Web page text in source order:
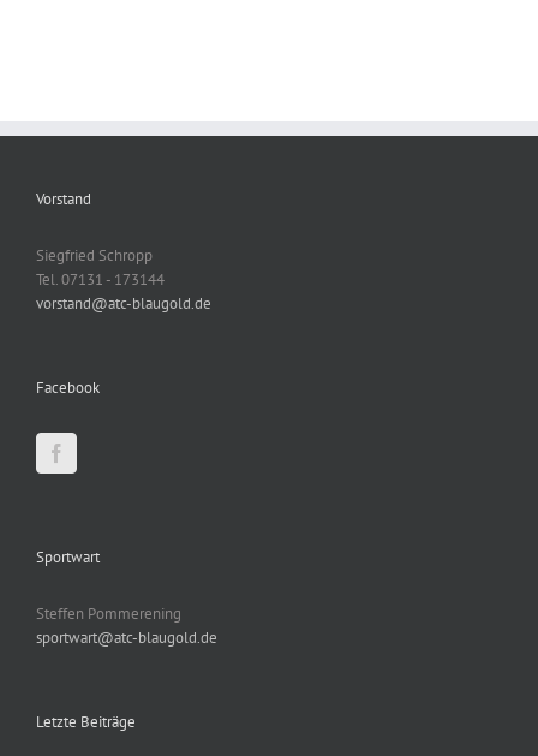
Vorstand
Siegfried Schropp
Tel. 07131 - 173144
vorstand@atc-blaugold.de
Facebook
Sportwart
Steffen Pommerening
sportwart@atc-blaugold.de
Letzte Beiträge